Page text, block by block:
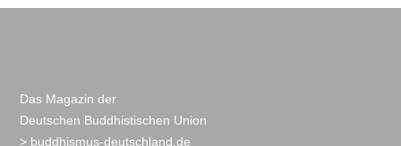
Das Magazin der
Deutschen Buddhistischen Union
> buddhismus-deutschland.de